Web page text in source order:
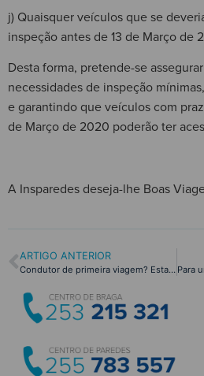
j) Quaisquer veículos que se
inspeção antes de 13 de Março de
Desta forma, pretende-se
necessidades de inspeção
e garantindo que veículos com
de Março de 2020 poderão ter
A Insparedes deseja-lhe Boas
ARTIGO ANTERIOR
Condutor de primeira viagem? Estas dicas são para ti!